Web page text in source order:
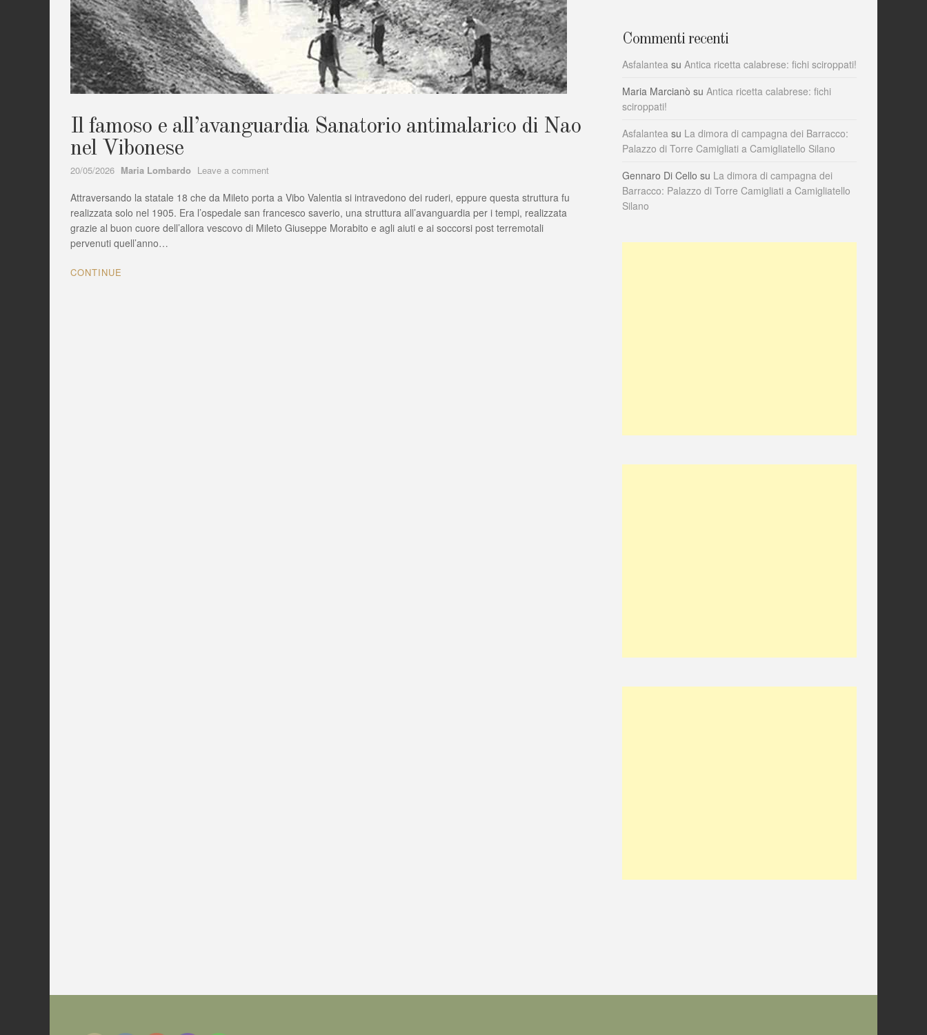
Il famoso e all’avanguardia Sanatorio antimalarico di Nao
nel Vibonese
20/05/2026 Author
Maria Lombardo Leave a comment
famoso
e
all’avanguardia
Attraversando la statale 18 che da Mileto porta a Vibo Valentia si intravedono dei ruderi, eppure questa struttura fu
realizzata solo nel 1905. Era l’ospedale san francesco saverio, una struttura all’avanguardia per i tempi, realizzata
grazie al buon cuore dell’allora vescovo di Mileto Giuseppe Morabito e agli aiuti e ai soccorsi post terremotali
pervenuti quell’anno…
CONTINUE
Commenti recenti
Asfalantea su Antica ricetta calabrese: fichi sciroppati!
Maria Marcianò su Antica ricetta calabrese: fichi
sciroppati!
Asfalantea su La dimora di campagna dei Barracco:
Palazzo di Torre Camigliati a Camigliatello Silano
Gennaro Di Cello su La dimora di campagna dei
Barracco: Palazzo di Torre Camigliati a Camigliatello
Silano